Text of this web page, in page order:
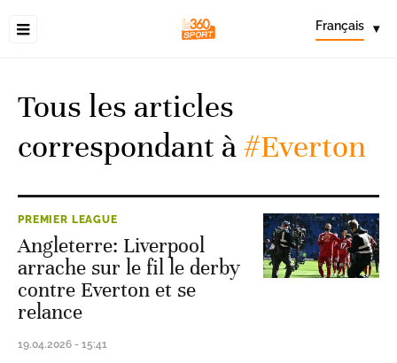
Français ▾
Tous les articles
correspondant à#Everton
PREMIER LEAGUE
Angleterre: Liverpool
arrache sur le fil le derby
contre Everton et se
relance
19.04.2026 - 15:41